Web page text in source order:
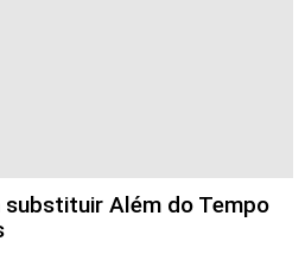
substituir Além do Tempo